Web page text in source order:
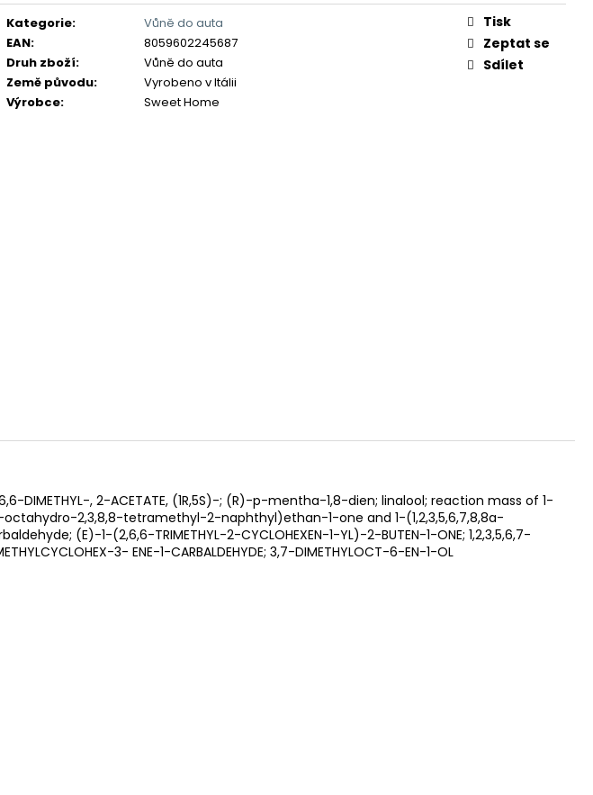
cena:
Kategorie:
Vůně do auta
EAN:
8059602245687
Druh zboží:
Vůně do auta
Země původu:
Vyrobeno v Itálii
Výrobce: Sweet Home
Tisk
Zeptat se
Sdílet
6,6-DIMETHYL-, 2-ACETATE, (1R,5S)-; (R)-p-mentha-1,8-dien; linalool; reaction mass of 1-
2,3,8,8-tetramethyl-2-naphthyl)ethan-1-one and 1-(1,2,3,5,6,7,8,8a-
(E)-1-(2,6,6-TRIMETHYL-2-CYCLOHEXEN-1-YL)-2-BUTEN-1-ONE; 1,2,3,5,6,7-
3- ENE-1-CARBALDEHYDE; 3,7-DIMETHYLOCT-6-EN-1-OL